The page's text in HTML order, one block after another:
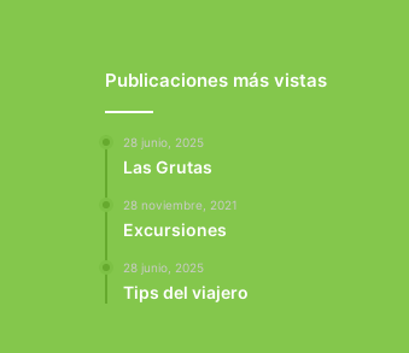
Publicaciones más vistas
28 junio, 2025
Las Grutas
28 noviembre, 2021
Excursiones
28 junio, 2025
Tips del viajero